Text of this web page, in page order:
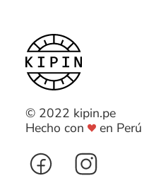
© 2022 kipin.pe
Hecho con
en Perú